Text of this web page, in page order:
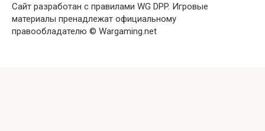
Сайт разработан с правилами WG DPP. Игровые
материалы пренадлежат официальному
правообладателю © Wargaming.net